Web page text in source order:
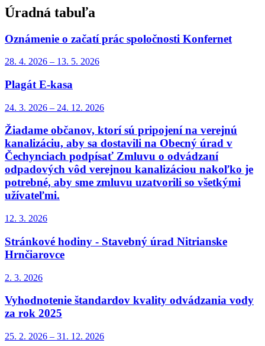
Úradná tabuľa
Oznámenie o začatí prác spoločnosti Konfernet
28. 4. 2026 – 13. 5. 2026
Plagát E-kasa
24. 3. 2026 – 24. 12. 2026
Žiadame občanov, ktorí sú pripojení na verejnú
kanalizáciu, aby sa dostavili na Obecný úrad v
Čechynciach podpísať Zmluvu o odvádzaní
odpadových vôd verejnou kanalizáciou nakoľko je
potrebné, aby sme zmluvu uzatvorili so všetkými
užívateľmi.
12. 3. 2026
Stránkové hodiny - Stavebný úrad Nitrianske
Hrnčiarovce
2. 3. 2026
Vyhodnotenie štandardov kvality odvádzania vody
za rok 2025
25. 2. 2026 – 31. 12. 2026